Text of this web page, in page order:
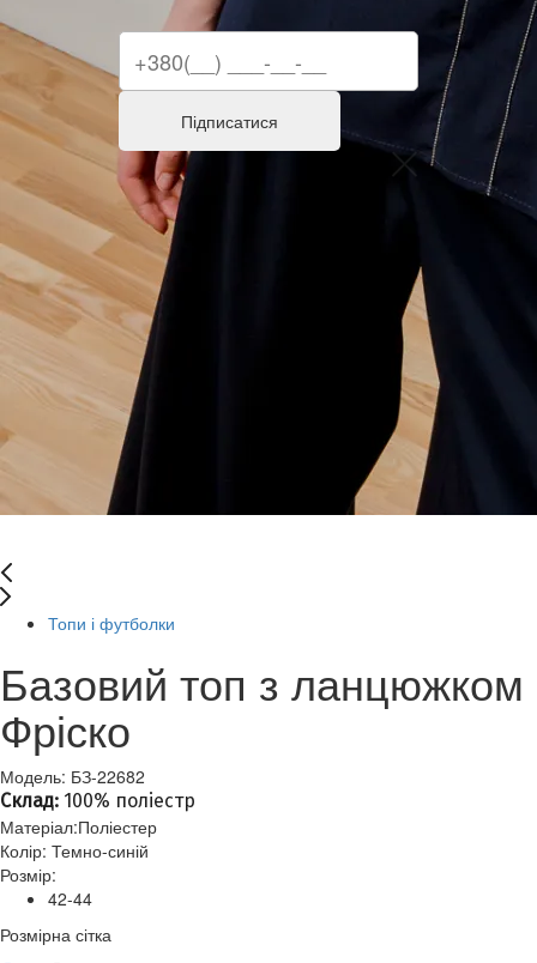
Топи і футболки
Базовий топ з ланцюжком
Фріско
Модель: БЗ-22682
Склад: 100% поліестр
Матеріал:Поліестер
Колір: Темно-синій
Розмір:
42-44
Розмірна сітка
Підписатися